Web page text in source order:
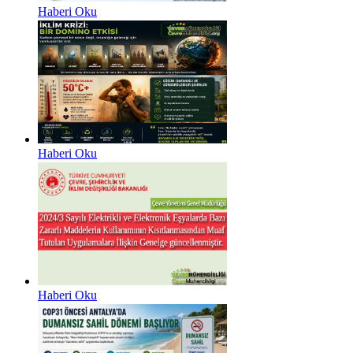
Haberi Oku
Haberi Oku
Haberi Oku